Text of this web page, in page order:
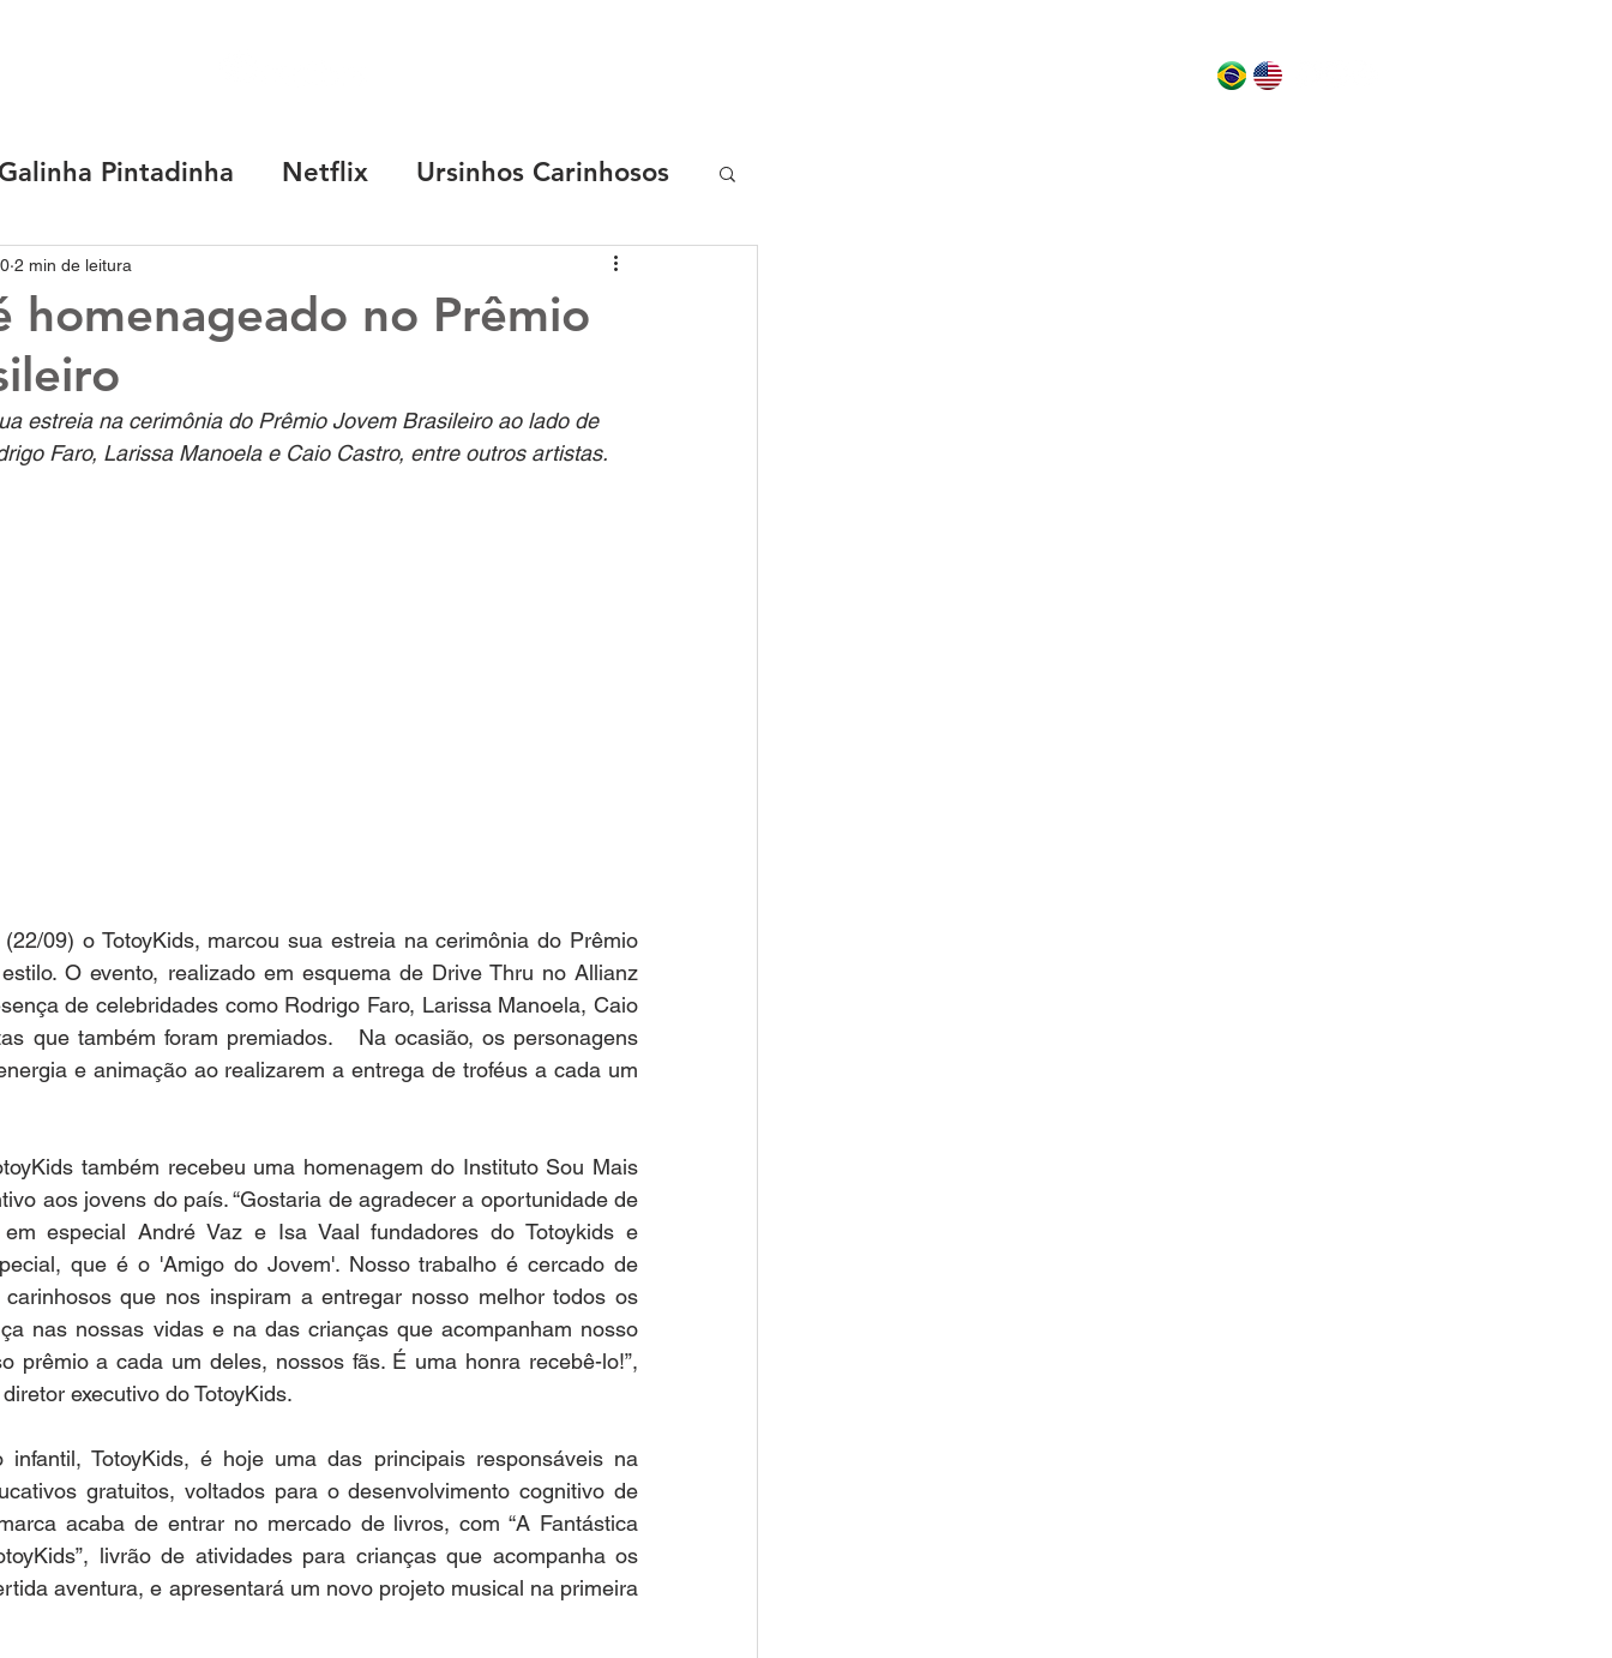
Pintadinha Netflix Ursinhos Carinhosos
Capricho
R.Lab
Start Cocomelon Luccas Neto
homenageado no Prêmio
2 min de leitura
estreia na cerimônia do Prêmio Jovem Brasileiro ao lado de
Faro, Larissa Manoela e Caio Castro, entre outros artistas.
09) o TotoyKids, marcou sua estreia na cerimônia do Prêmio
O evento, realizado em esquema de Drive Thru no Allianz
de celebridades como Rodrigo Faro, Larissa Manoela, Caio
que também foram premiados.   Na ocasião, os personagens
e animação ao realizarem a entrega de troféus a cada um
também recebeu uma homenagem do Instituto Sou Mais
aos jovens do país. “Gostaria de agradecer a oportunidade de
em especial André Vaz e Isa Vaal fundadores do Totoykids e
que é o 'Amigo do Jovem'. Nosso trabalho é cercado de
que nos inspiram a entregar nosso melhor todos os
nas nossas vidas e na das crianças que acompanham nosso
prêmio a cada um deles, nossos fãs. É uma honra recebê-lo!”,
executivo do TotoyKids.
TotoyKids, é hoje uma das principais responsáveis na
gratuitos, voltados para o desenvolvimento cognitivo de
acaba de entrar no mercado de livros, com “A Fantástica
livrão de atividades para crianças que acompanha os
aventura, e apresentará um novo projeto musical na primeira